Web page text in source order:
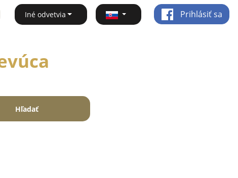
Iné odvetvia Prihlásiť sa
Hľadať